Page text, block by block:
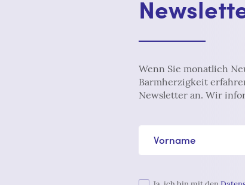
Wenn Sie monatlich
Barmherzigkeit
Newsletter an. Wir